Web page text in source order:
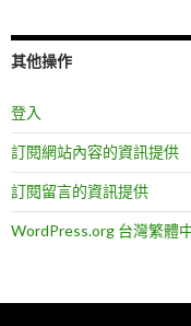
其他操作
登入
訂閱網站內容的資訊提供
訂閱留言的資訊提供
WordPress.org 台灣繁體